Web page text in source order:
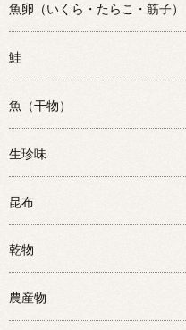
魚卵（いくら・たらこ・筋子）
鮭
魚（干物）
生珍味
昆布
乾物
農産物